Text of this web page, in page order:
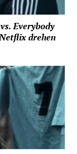
Everybody
drehen